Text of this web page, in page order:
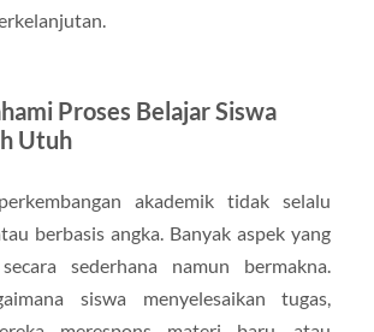
Proses Belajar Siswa
Utuh
akademik tidak selalu
berbasis angka. Banyak aspek yang
sederhana namun bermakna.
siswa menyelesaikan tugas,